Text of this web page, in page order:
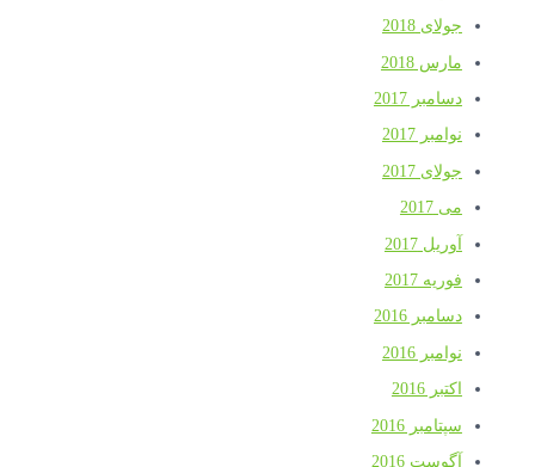
جولای 2018
مارس 2018
دسامبر 2017
نوامبر 2017
جولای 2017
می 2017
آوریل 2017
فوریه 2017
دسامبر 2016
نوامبر 2016
اکتبر 2016
سپتامبر 2016
آگوست 2016